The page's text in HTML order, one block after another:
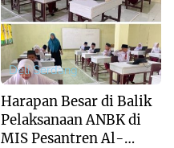
Deli Serdang
Harapan Besar di Balik
Pelaksanaan ANBK di
MIS Pesantren Al-